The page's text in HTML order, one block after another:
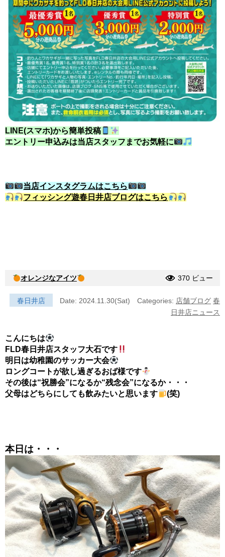
LINE(スマホ)から簡単投稿
エントリー申込みは当店スタッフまでお気軽に
当店インスタグラムはこちら
フィッシング遊春日井店ブログはこちら
オレンジなアイツ 370 ビュー
春日井店 Date: 2024.11.30(Sat) Categories: 店舗ブログ 春
日井店ニュース
こんにちは
FLD春日井店スタッフ大石です
明日は幼稚園のサッカー大会
ロングコートが欲し過ぎるおば様です
その後は“祝勝会”になるか“残念会”になるか・・・
父母はどちらにしても飲みたいと思います
(笑)
本日は・・・